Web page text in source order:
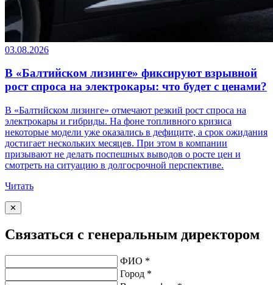
03.08.2026
В «Балтийском лизинге» фиксируют взрывной
рост спроса на электрокары: что будет с ценами?
В «Балтийском лизинге» отмечают резкий рост спроса на
электрокары и гибриды. На фоне топливного кризиса
некоторые модели уже оказались в дефиците, а срок ожидания
достигает нескольких месяцев. При этом в компании
призывают не делать поспешных выводов о росте цен и
смотреть на ситуацию в долгосрочной перспективе.
Читать
✕
Связаться с генеральным директором
ФИО *
Город *